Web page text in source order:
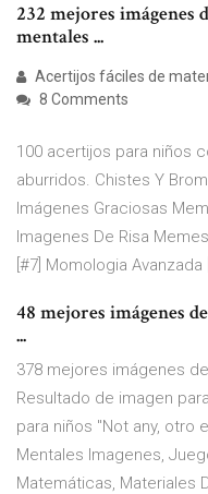
232 mejores imágenes
mentales ...
Acertijos fáciles de
8 Comments
100 acertijos para niños
aburridos. Chistes Y
Imágenes Graciosas
Imagenes De Risa
[#7] Momologia
48 mejores imágenes
...
378 mejores imágenes
Resultado de imagen
para niños "Not any, otro
Mentales Imagenes,
Matemáticas, Materiales